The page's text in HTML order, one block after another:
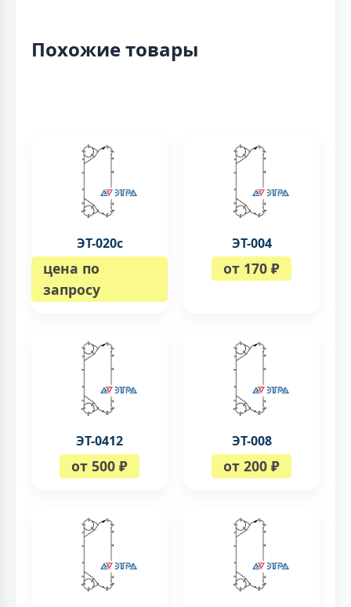
Похожие товары
ЭТ-020с
цена по
запросу
ЭТ-004
от 170 ₽
ЭТ-0412
от 500 ₽
ЭТ-008
от 200 ₽